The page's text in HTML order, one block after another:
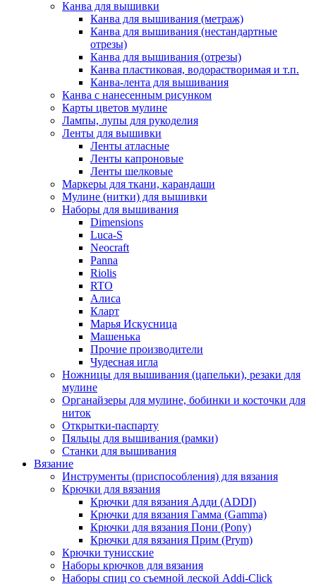
Канва для вышивки
Канва для вышивания (метраж)
Канва для вышивания (нестандартные
отрезы)
Канва для вышивания (отрезы)
Канва пластиковая, водорастворимая и т.п.
Канва-лента для вышивания
Канва с нанесенным рисунком
Карты цветов мулине
Лампы, лупы для рукоделия
Ленты для вышивки
Ленты атласные
Ленты капроновые
Ленты шелковые
Маркеры для ткани, карандаши
Мулине (нитки) для вышивки
Наборы для вышивания
Dimensions
Luca-S
Neocraft
Panna
Riolis
RTO
Алиса
Кларт
Марья Искусница
Машенька
Прочие производители
Чудесная игла
Ножницы для вышивания (цапельки), резаки для
мулине
Органайзеры для мулине, бобинки и косточки для
ниток
Открытки-паспарту
Пяльцы для вышивания (рамки)
Станки для вышивания
Вязание
Инструменты (приспособления) для вязания
Крючки для вязания
Крючки для вязания Адди (ADDI)
Крючки для вязания Гамма (Gamma)
Крючки для вязания Пони (Pony)
Крючки для вязания Прим (Prym)
Крючки тунисские
Наборы крючков для вязания
Наборы спиц со съемной леской Addi-Click